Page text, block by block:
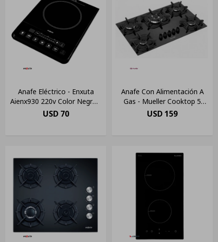
Anafe Eléctrico - Enxuta
Aienx930 220v Color Negro -
1 Hornalla
USD 70
Anafe Con Alimentación A
Gas - Mueller Cooktop 5
Hornallas
USD 159